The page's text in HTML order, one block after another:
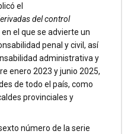
el
del control
en el que se advierte un
penal y civil, así
administrativa y
enero 2023 y junio 2025,
de todo el país, como
provinciales y
número de la serie